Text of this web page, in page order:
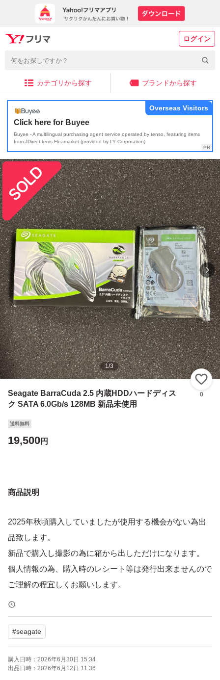
ログイン
カテゴリから探す ブランドから探す
Click here for Buyee
Buyee - A multilingual purchasing agent service operated by tenso, featuring items
from JDirectItems Fleamarket (provided by LY Corporation)
Overseas Visitors
1/3
Seagate BarraCuda 2.5 内蔵HDDハードディス
ク SATA 6.0Gb/s 128MB 新品未使用
0
送料無料
19,500円
商品説明
2025年秋頃購入していましたが使用する機会がない為出
品致します。
新品で購入し撮影の為に箱から出しただけになります。
個人情報の為、購入時のレシート等は発行出来ませんので
ご理解の程宜しくお願いします。
#seagate
購入日時： 2026年6月30日 15:34
出品日時： 2026年6月12日 11:36